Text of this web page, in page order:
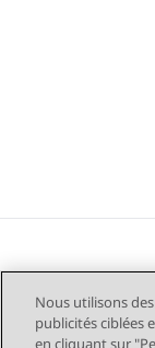
Nous utilisons
publicités ciblées
en cliquant sur